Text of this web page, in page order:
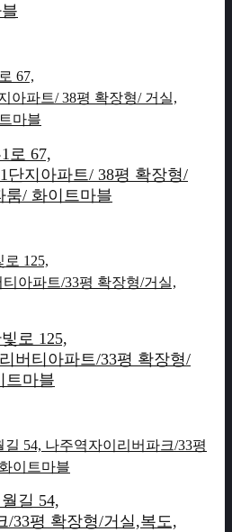
로 67,
단지아파트/ 38평 확장형/
룸/ 화이트마블
로 125,
버티아파트/33평 확장형/
트마블
길 54,
/33평 확장형/거실,복도,